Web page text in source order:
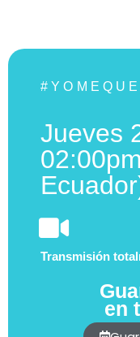
Jueves
Transmisión
en